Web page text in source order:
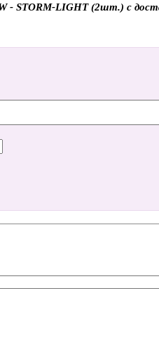
- STORM-LIGHT (2шт.) с